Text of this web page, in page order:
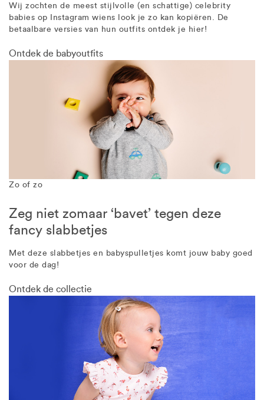
Wij zochten de meest stijlvolle (en schattige) celebrity
babies op Instagram wiens look je zo kan kopiëren. De
betaalbare versies van hun outfits ontdek je hier!
Ontdek de babyoutfits
Zo of zo
Zeg niet zomaar ‘bavet’ tegen deze
fancy slabbetjes
Met deze slabbetjes en babyspulletjes komt jouw baby goed
voor de dag!
Ontdek de collectie